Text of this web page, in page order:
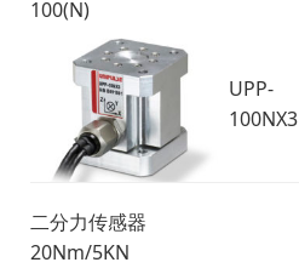
100(N)
UPP-
100NX3
二分力传感器
20Nm/5KN